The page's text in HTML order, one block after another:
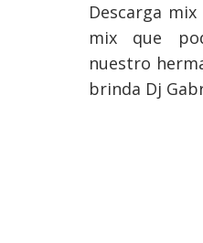
Descarga
mix que
nuestro
brinda Dj